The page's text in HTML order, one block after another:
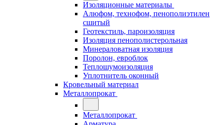
Изоляционные материалы
Алюфом, технофом, пенополиэтилен
сшитый
Геотекстиль, пароизоляция
Изоляция пенополистерольная
Минераловатная изоляция
Поролон, евроблок
Теплошумоизоляция
Уплотнитель оконный
Кровельный материал
Металлопрокат
Металлопрокат